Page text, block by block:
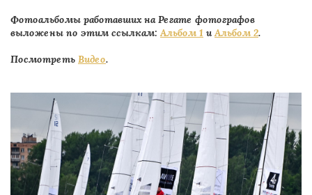
Фотоальбомы работавших на Регате фотографов
выложены по этим ссылкам:Альбом 1 иАльбом 2.
Посмотреть Видео.